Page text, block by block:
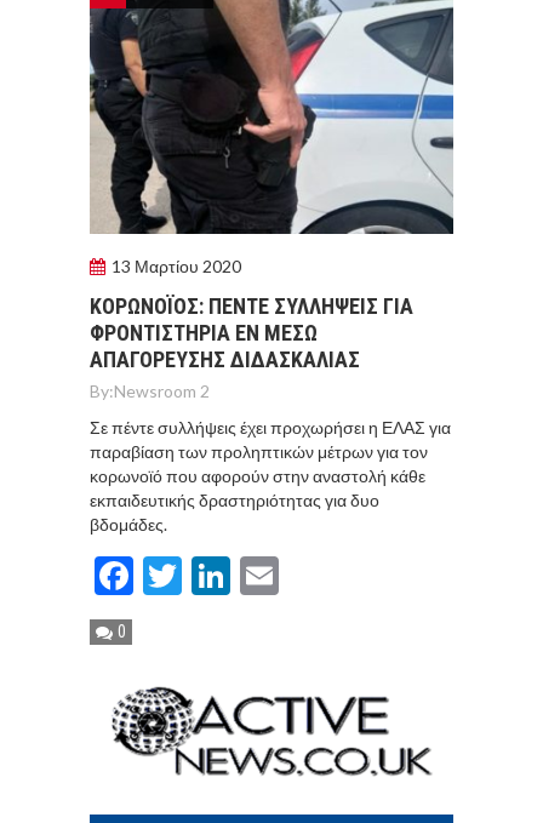
13 Μαρτίου 2020
ΚΟΡΩΝΟΪΟΣ: ΠΕΝΤΕ ΣΥΛΛΗΨΕΙΣ ΓΙΑ
ΦΡΟΝΤΙΣΤΗΡΙΑ ΕΝ ΜΕΣΩ
ΑΠΑΓΟΡΕΥΣΗΣ ΔΙΔΑΣΚΑΛΙΑΣ
By:Newsroom 2
Σε πέντε συλλήψεις έχει προχωρήσει η ΕΛΑΣ για
παραβίαση των προληπτικών μέτρων για τον
κορωνοϊό που αφορούν στην αναστολή κάθε
εκπαιδευτικής δραστηριότητας για δυο
βδομάδες.
Facebook
TwitterLinkedIn
0